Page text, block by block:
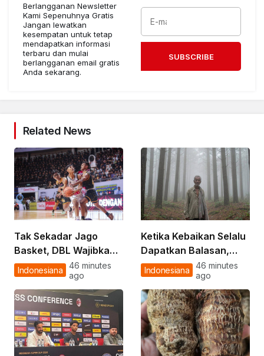
Berlangganan Newsletter
Kami Sepenuhnya Gratis
Jangan lewatkan
kesempatan untuk tetap
mendapatkan informasi
terbaru dan mulai
berlangganan email gratis
Anda sekarang.
SUBSCRIBE
Related News
Tak Sekadar Jago
Basket, DBL Wajibkan
Anak SMA Punya Nilai
Rapor Bagus Dulu
kalau Mau Main
Indonesiana
46 minutes
ago
Ketika Kebaikan Selalu
Dapatkan Balasan,
Cerita Rakyat dari
Sulawesi Tenggara
Indonesiana
46 minutes
ago